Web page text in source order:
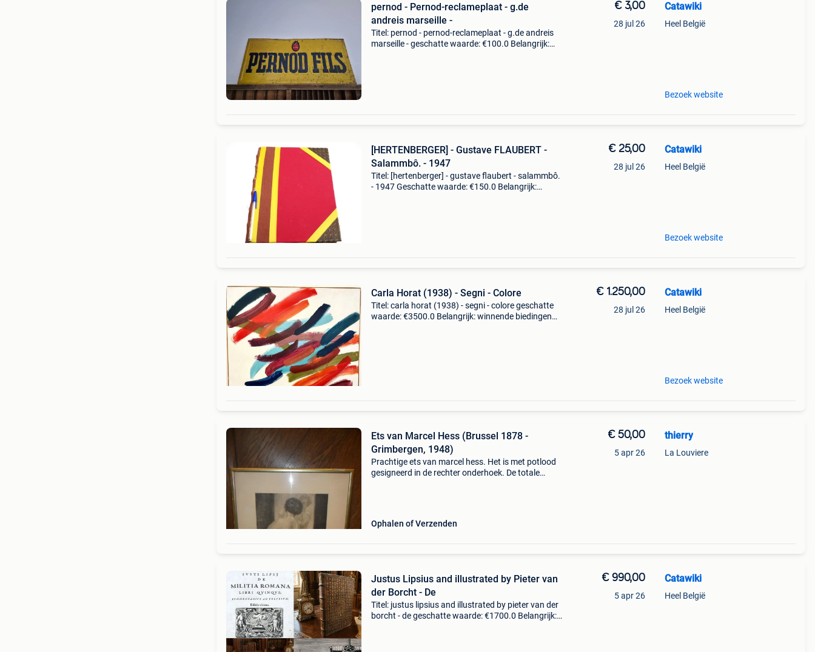
pernod - Pernod-reclameplaat - g.de
andreis marseille -
Titel: pernod - pernod-reclameplaat - g.de andreis
marseille - geschatte waarde: €100.0 Belangrijk:
€ 3,00
28 jul 26
Catawiki
Heel België
Bezoek website
[HERTENBERGER] - Gustave FLAUBERT -
Salammbô. - 1947
Titel: [hertenberger] - gustave flaubert - salammbô.
- 1947 Geschatte waarde: €150.0 Belangrijk:
€ 25,00
28 jul 26
Catawiki
Heel België
Bezoek website
Carla Horat (1938) - Segni - Colore
Titel: carla horat (1938) - segni - colore geschatte
waarde: €3500.0 Belangrijk: winnende biedingen
€ 1.250,00
28 jul 26
Catawiki
Heel België
Bezoek website
Ets van Marcel Hess (Brussel 1878 -
Grimbergen, 1948)
Prachtige ets van marcel hess. Het is met potlood
gesigneerd in de rechter onderhoek. De totale
Ophalen of Verzenden
€ 50,00
5 apr 26
thierry
La Louviere
Justus Lipsius and illustrated by Pieter van
der Borcht - De
Titel: justus lipsius and illustrated by pieter van der
borcht - de geschatte waarde: €1700.0 Belangrijk:
€ 990,00
5 apr 26
Catawiki
Heel België